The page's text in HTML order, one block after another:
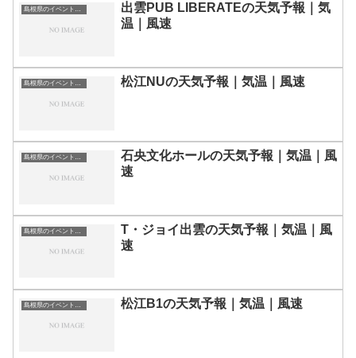
島根県のイベント会場一覧
出雲PUB LIBERATEの天気予報｜気
温｜風速
島根県のイベント会場一覧 松江NUの天気予報｜気温｜風速
島根県のイベント会場一覧
石央文化ホールの天気予報｜気温｜風
速
島根県のイベント会場一覧
T・ジョイ出雲の天気予報｜気温｜風
速
松江B1の天気予報｜気温｜風速